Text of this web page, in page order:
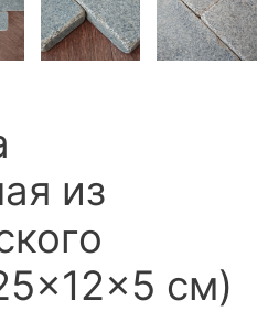
из
см)